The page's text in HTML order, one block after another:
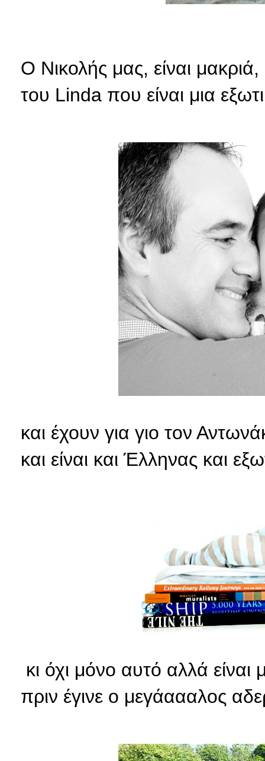
Ο Νικολής μας, είναι
του Linda που είναι μια
και έχουν για γιο τον
και είναι και Έλληνας και
κι όχι μόνο αυτό αλλά είναι
πριν έγινε ο μεγάαααλος